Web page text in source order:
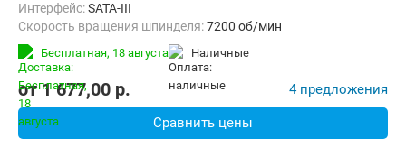
Интерфейс:SATA-III
Скорость вращения шпинделя:7200 об/мин
Бесплатная, 18 августа наличные
от1 677,00 p. 4 предложения
Сравнить цены